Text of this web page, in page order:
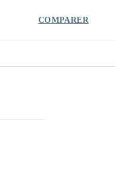
COMPARER